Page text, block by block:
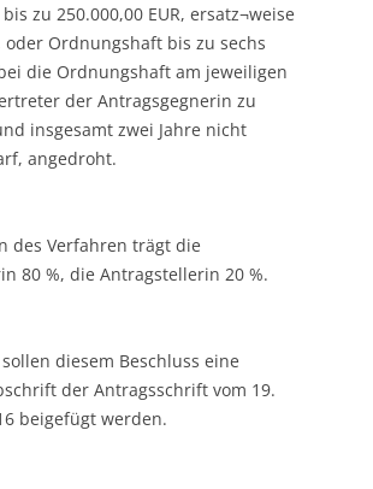
zu 250.000,00 EUR, ersatz¬weise
Ordnungshaft bis zu sechs
die Ordnungshaft am jeweiligen
der Antragsgegnerin zu
insgesamt zwei Jahre nicht
angedroht.
des Verfahren trägt die
80 %, die Antragstellerin 20 %.
diesem Beschluss eine
der Antragsschrift vom 19.
beigefügt werden.